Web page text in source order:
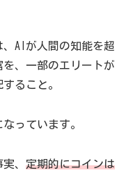
AIが人間の知能を超
、一部のエリートが
ること。
っています。
、 定期的にコインは